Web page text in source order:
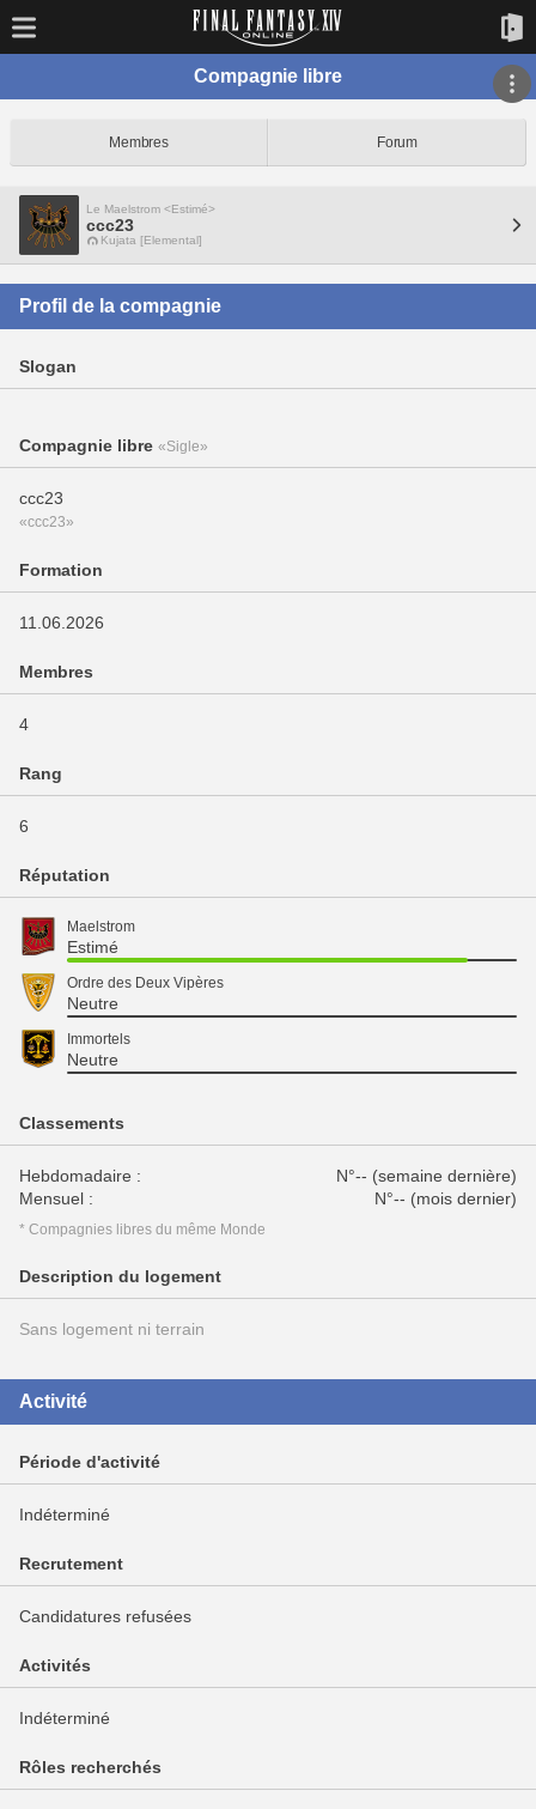
Compagnie libre
Membres Forum
Le Maelstrom <Estimé>
ccc23
Kujata [Elemental]
Profil de la compagnie
Slogan
Compagnie libre «Sigle»
ccc23
«ccc23»
Formation
11.06.2026
Membres
4
Rang
6
Réputation
Maelstrom
Estimé
Ordre des Deux Vipères
Neutre
Immortels
Neutre
Classements
Hebdomadaire :
N°-- (semaine dernière)
Mensuel :
N°-- (mois dernier)
* Compagnies libres du même Monde
Description du logement
Sans logement ni terrain
Activité
Période d'activité
Indéterminé
Recrutement
Candidatures refusées
Activités
Indéterminé
Rôles recherchés